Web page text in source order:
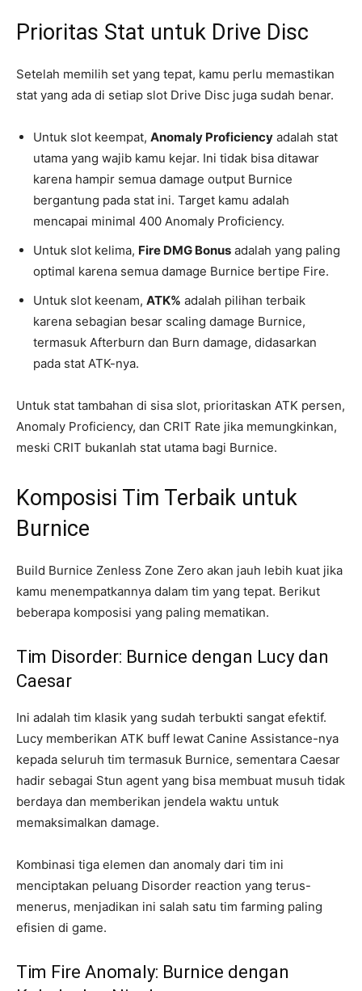
Prioritas Stat untuk Drive Disc
Setelah memilih set yang tepat, kamu perlu memastikan
stat yang ada di setiap slot Drive Disc juga sudah benar.
Untuk slot keempat, Anomaly Proficiency adalah stat
utama yang wajib kamu kejar. Ini tidak bisa ditawar
karena hampir semua damage output Burnice
bergantung pada stat ini. Target kamu adalah
mencapai minimal 400 Anomaly Proficiency.
Untuk slot kelima, Fire DMG Bonus adalah yang paling
optimal karena semua damage Burnice bertipe Fire.
Untuk slot keenam, ATK% adalah pilihan terbaik
karena sebagian besar scaling damage Burnice,
termasuk Afterburn dan Burn damage, didasarkan
pada stat ATK-nya.
Untuk stat tambahan di sisa slot, prioritaskan ATK persen,
Anomaly Proficiency, dan CRIT Rate jika memungkinkan,
meski CRIT bukanlah stat utama bagi Burnice.
Komposisi Tim Terbaik untuk
Burnice
Build Burnice Zenless Zone Zero akan jauh lebih kuat jika
kamu menempatkannya dalam tim yang tepat. Berikut
beberapa komposisi yang paling mematikan.
Tim Disorder: Burnice dengan Lucy dan
Caesar
Ini adalah tim klasik yang sudah terbukti sangat efektif.
Lucy memberikan ATK buff lewat Canine Assistance-nya
kepada seluruh tim termasuk Burnice, sementara Caesar
hadir sebagai Stun agent yang bisa membuat musuh tidak
berdaya dan memberikan jendela waktu untuk
memaksimalkan damage.
Kombinasi tiga elemen dan anomaly dari tim ini
menciptakan peluang Disorder reaction yang terus-
menerus, menjadikan ini salah satu tim farming paling
efisien di game.
Tim Fire Anomaly: Burnice dengan